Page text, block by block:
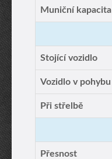
Muniční kapacita
Stojící vozidlo
Vozidlo v pohybu
Při střelbě
Přesnost